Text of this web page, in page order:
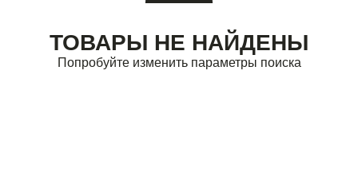
ТОВАРЫ НЕ НАЙДЕНЫ
Попробуйте изменить параметры поиска